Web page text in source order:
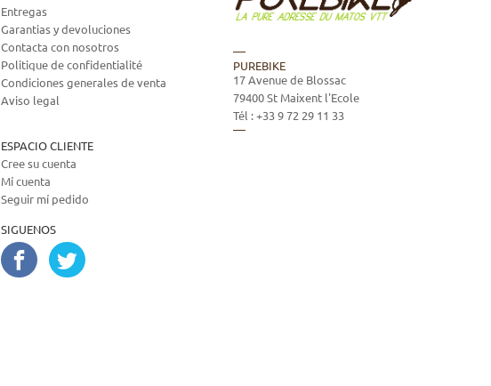
Entregas
Garantias y devoluciones
Contacta con nosotros
Politique de confidentialité
Condiciones generales de venta
Aviso legal
ESPACIO CLIENTE
Cree su cuenta
Mí cuenta
Seguir mí pedido
SIGUENOS
PUREBIKE
17 Avenue de Blossac
79400St Maixent l'Ecole
Tél :+33 9 72 29 11 33